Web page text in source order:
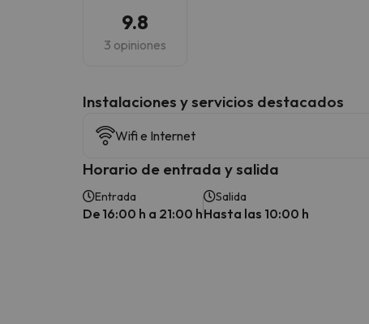
9.8
3 opiniones
Instalaciones y servicios destacados
Wifi e Internet
Horario de entrada y salida
Entrada
De 16:00 h a 21:00 h
Salida
Hasta las 10:00 h